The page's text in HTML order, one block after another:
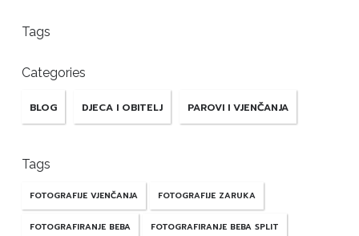
Tags
Categories
BLOG DJECA I OBITELJ PAROVI I VJENČANJA
Tags
FOTOGRAFIJE VJENČANJA FOTOGRAFIJE ZARUKA
FOTOGRAFIRANJE BEBA FOTOGRAFIRANJE BEBA SPLIT